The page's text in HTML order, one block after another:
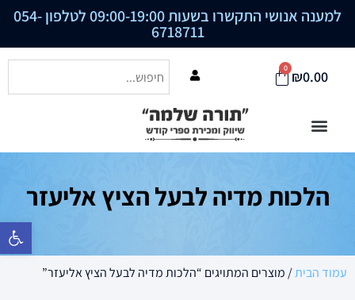
פתח סרגל
למענה אנושי התקשרו בשעות 09:00-19:00 לטלפון 054-
6718711
₪0.00
0
הלכות מדיה לבעל הציץ אליעזר
עמוד הבית/ מוצרים המתויגים “הלכות מדיה לבעל הציץ אליעזר”